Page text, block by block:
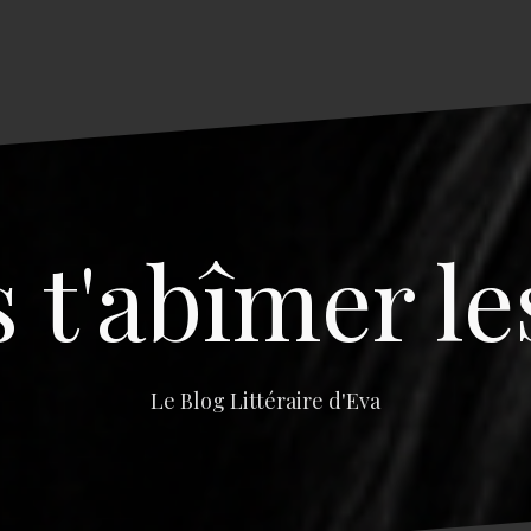
t'abîmer
Le Blog Littéraire d'Eva